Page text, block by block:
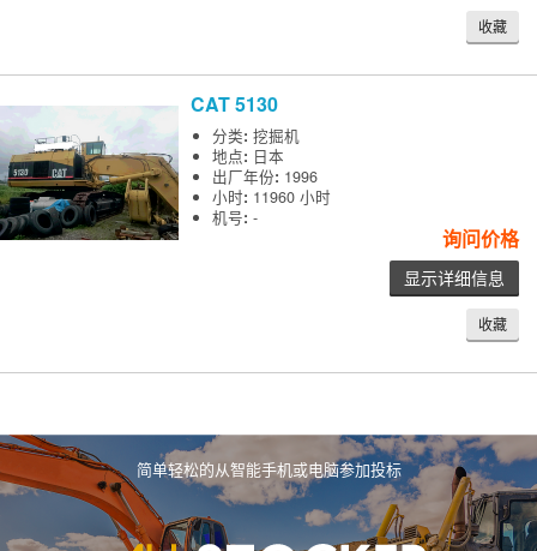
收藏
CAT5130
分类:挖掘机
地点: 日本
出厂年份: 1996
小时: 11960 小时
机号:-
询问价格
显示详细信息
收藏
简单轻松的从智能手机或电脑参加投标